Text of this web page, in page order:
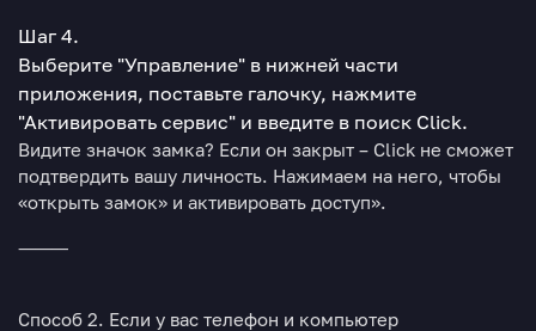
Шаг 4.
Выберите "Управление" в нижней части
приложения, поставьте галочку, нажмите
"Активировать сервис" и введите в поиск Click.
Видите значок замка? Если он закрыт – Click не сможет
подтвердить вашу личность. Нажимаем на него, чтобы
«открыть замок» и активировать доступ».
⸻
Способ 2. Если у вас телефон и компьютер